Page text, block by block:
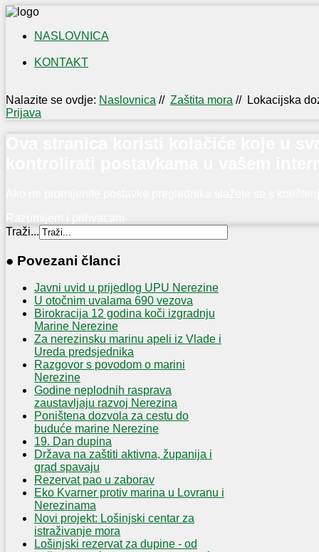
NASLOVNICA
KONTAKT
Nalazite se ovdje: Naslovnica // Zaštita mora // Lokacijska
Prijava
Traži...
● Povezani članci
Javni uvid u prijedlog UPU Nerezine
U otočnim uvalama 690 vezova
Birokracija 12 godina koči izgradnju
Marine Nerezine
Za nerezinsku marinu apeli iz Vlade i
Ureda predsjednika
Razgovor s povodom o marini
Nerezine
Godine neplodnih rasprava
zaustavljaju razvoj Nerezina
Poništena dozvola za cestu do
buduće marine Nerezine
19. Dan dupina
Država na zaštiti aktivna, županija i
grad spavaju
Rezervat pao u zaborav
Eko Kvarner protiv marina u Lovranu i
Nerezinama
Novi projekt: Lošinjski centar za
istraživanje mora
Lošinjski rezervat za dupine - od
NAŠI
OTOČANI
U